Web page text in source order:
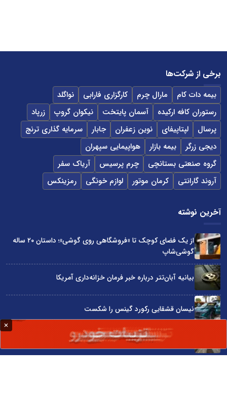
برخی از شرکت‌ها
بیمه دات کام مارال چرم کارگزاری فارابی
نواگلد
رستوران کافه ارکیده
آسمان پایتخت نیکوان گروپ
زرپاد
پرسال
لپتاپیفای نوین زعفران جابار
سرمایه گذاری ترنج
دیجی زرگر
بیمه بازار
هواپیمایی سپهران
گروه صنعتی بستانچی
چرم پرسیس
آریاک سفر
آروند گارانتی
کرمان موتور لوازم خونگی رمزینکس
آخرین نوشته
از یک فضای کوچک تا «فروشگاهی روی گوشی»؛ داستان ۲۰ ساله
گوشی‌شاپ
بیانیه آبان‌تتر درباره خبر فرمان خزانه‌داری آمریکا
نیسان قشقایی رکورد گینس را شکست
توسعه ایران با شعار محقق نمی‌شود